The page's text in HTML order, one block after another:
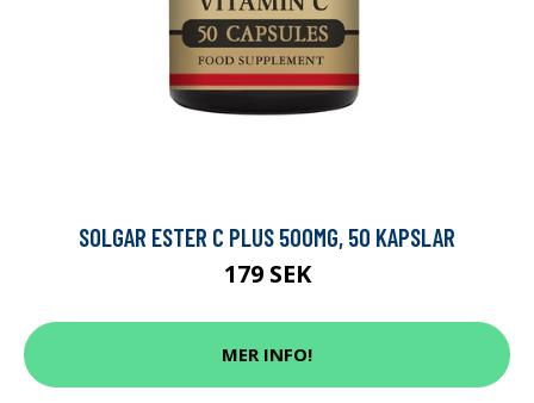
SOLGAR ESTER C PLUS 500MG, 50 KAPSLAR
179 SEK
MER INFO!